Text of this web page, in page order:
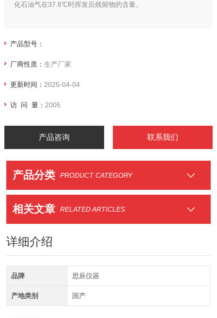
化石油气在37.8℃时挥发后残留物的含量。
产品型号：
厂商性质： 生产厂家
更新时间： 2025-04-04
访 问 量： 2005
产品咨询 联系我们
产品分类 PRODUCT CATEGORY
相关文章 RELATED ARTICLES
详细介绍
品牌 思辰仪器
产地类别 国产